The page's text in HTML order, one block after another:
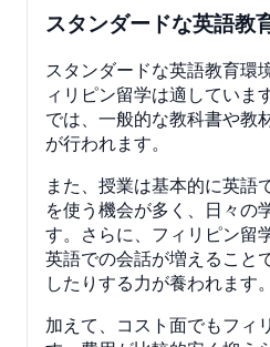
スタンダードな英語教
スタンダードな英語教育環
ィリピン留学は適していま
では、一般的な教科書や教
が行われます。
また、授業は基本的に英語
を使う機会が多く、日々の
す。さらに、フィリピン留
英語での会話が増えること
したりする力が養われます。
加えて、コスト面でもフィ